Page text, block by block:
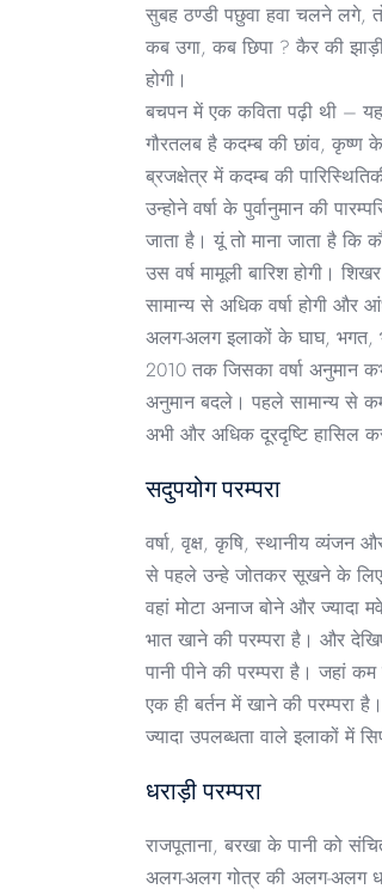
सुबह ठण्डी पछुवा हवा चलने लगे,
कब उगा, कब छिपा ? कैर की
होगी।
बचपन में एक कविता पढ़ी थी –
गौरतलब है कदम्ब की छांव, कृष्ण
ब्रजक्षेत्र में कदम्ब की
उन्होने वर्षा के पुर्वानुमान की
जाता है। यूं तो माना जाता है
उस वर्ष मामूली बारिश होगी।
सामान्य से अधिक वर्षा होगी
अलग-अलग इलाकों के घाघ,
2010 तक जिसका वर्षा अनुमान
अनुमान बदले। पहले सामान्य से कम
अभी और अधिक दूरदृष्टि हासिल
सदुपयोग परम्परा
वर्षा, वृक्ष, कृषि, स्थानीय व्यंजन
से पहले उन्हे जोतकर सूखने के लिए
वहां मोटा अनाज बोने और ज्यादा
भात खाने की परम्परा है। और
पानी पीने की परम्परा है। जहां
एक ही बर्तन में खाने की परम्परा
ज्यादा उपलब्धता वाले इलाकों में
धराड़ी परम्परा
राजपूताना, बरखा के पानी को
अलग-अलग गोत्र की अलग-अलग